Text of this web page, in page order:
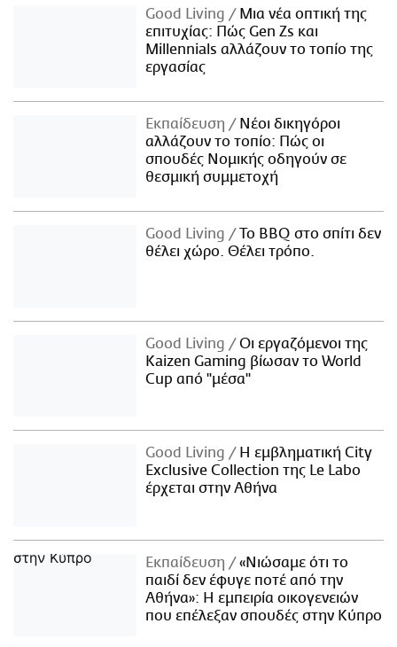
Good Living
Μια νέα οπτική της
επιτυχίας: Πώς Gen Zs και
Millennials αλλάζουν το τοπίο της
εργασίας
Εκπαίδευση
Νέοι δικηγόροι
αλλάζουν το τοπίο: Πώς οι
σπουδές Νομικής οδηγούν σε
θεσμική συμμετοχή
Good Living
Το BBQ στο σπίτι δεν
θέλει χώρο. Θέλει τρόπο.
Good Living
Οι εργαζόμενοι της
Kaizen Gaming βίωσαν το World
Cup από "μέσα"
Good Living
Η εμβληματική City
Exclusive Collection της Le Labo
έρχεται στην Αθήνα
Εκπαίδευση
«Νιώσαμε ότι το
παιδί δεν έφυγε ποτέ από την
Αθήνα»: Η εμπειρία οικογενειών
που επέλεξαν σπουδές στην Κύπρο